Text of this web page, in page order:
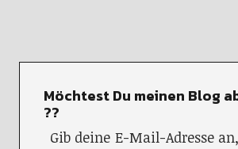
Möchtest Du meinen Blog
??
Gib deine E-Mail-Adresse